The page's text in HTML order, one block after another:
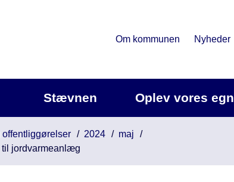
Om kommunen Nyheder
Stævnen Oplev vores egn
offentliggørelser 2024
maj
til jordvarmeanlæg